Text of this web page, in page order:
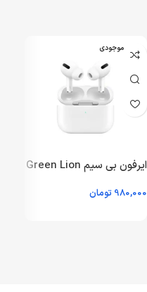
اتمام موجودی
ایرفون بی‌ سیم Green Lion
980,000 تومان